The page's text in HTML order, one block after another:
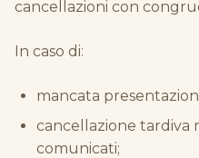
cancellazioni con
In caso di:
mancata
cancellazione tardiva
comunicati;